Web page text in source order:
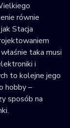
równie
Stacja
taka musi
i
to kolejne jego
hobby –
sposób na